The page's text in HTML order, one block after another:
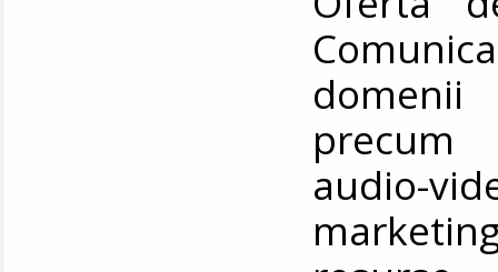
precum
audio-